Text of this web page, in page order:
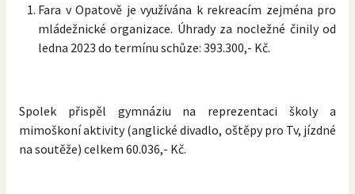
Fara v Opatově je využívána k rekreacím zejména pro
mládežnické organizace. Úhrady za nocležné činily od
ledna 2023 do termínu schůze: 393.300,- Kč.
Spolek přispěl gymnáziu na reprezentaci školy a
mimoškoní aktivity (anglické divadlo, oštěpy pro Tv, jízdné
na soutěže) celkem 60.036,- Kč.